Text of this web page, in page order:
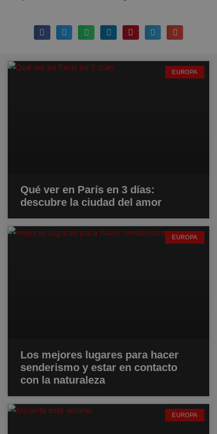
EUROPA
Qué ver en París en 3 días:
descubre la ciudad del amor
EUROPA
Los mejores lugares para hacer
senderismo y estar en contacto
con la naturaleza
EUROPA